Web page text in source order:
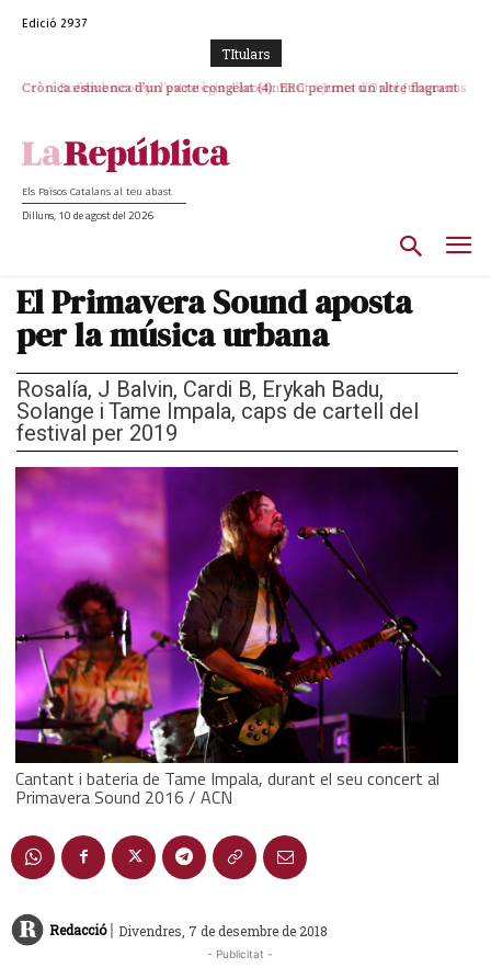
Edició 2937
TItulars
Rufián boicoteja l’estratègia d’acostament a Junts d’Oriol Junqueras
Els Països Catalans al teu abast
Dilluns, 10 de agost del 2026
El Primavera Sound aposta
per la música urbana
Rosalía, J Balvin, Cardi B, Erykah Badu,
Solange i Tame Impala, caps de cartell del
festival per 2019
Cantant i bateria de Tame Impala, durant el seu concert al
Primavera Sound 2016 / ACN
Redacció | Divendres, 7 de desembre de 2018
- Publicitat -